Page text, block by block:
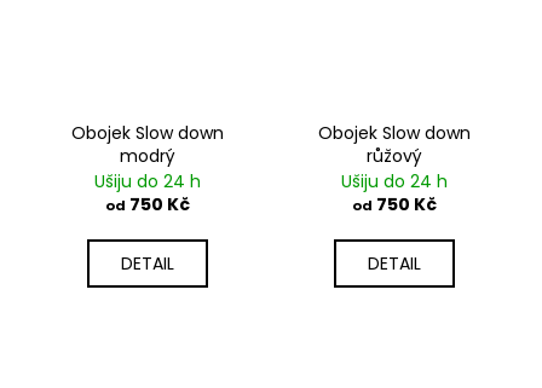
Obojek Slow down
modrý
Ušiju do 24 h
od 750 Kč
DETAIL
Obojek Slow down
růžový
Ušiju do 24 h
od 750 Kč
DETAIL